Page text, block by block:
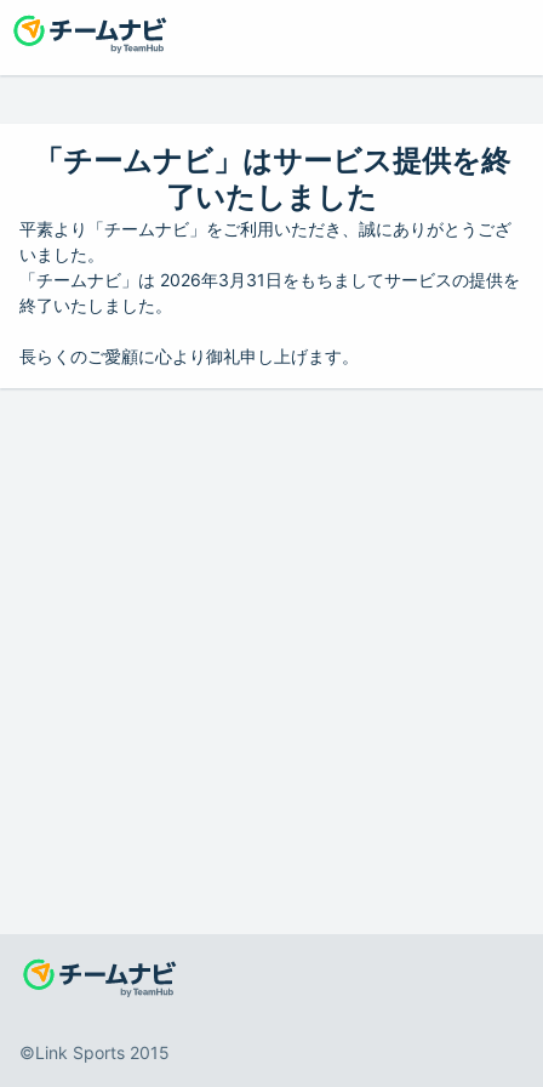
「チームナビ」はサービス提供を終
了いたしました
平素より「チームナビ」をご利用いただき、誠にありがとうござ
いました。
「チームナビ」は 2026年3月31日をもちましてサービスの提供を
終了いたしました。
長らくのご愛顧に心より御礼申し上げます。
©️Link Sports 2015